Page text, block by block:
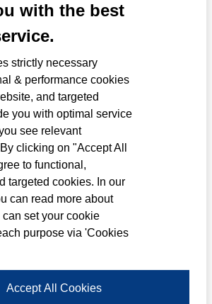
ben ikals agent
Customer Services
nog een bedrijf in
medewerker mocht ik
aan uitdagingen waar
onderneming tegenaan
en kreeg volop
te ontwikkelen binnen
het eigenlijk mijn plan was om
with the best
strictly necessary
& performance cookies
and targeted
you with optimal service
see relevant
clicking on "Accept All
to functional,
targeted cookies. In our
can read more about
set your cookie
purpose via 'Cookies
Accept All Cookies